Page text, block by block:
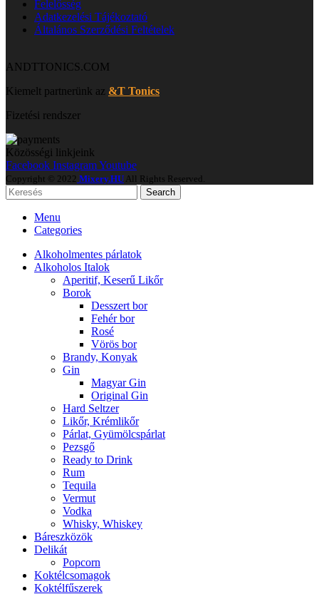
Felelősség
Adatkezelési Tájékoztató
Általános Szerződési Feltételek
ANDTTONICS.COM
Kiemelt partnerünk az &T Tonics
Fizetési rendszer
Közösségi linkjeink
Facebook InstagramYoutube
Copyright © 2022 Mixery.HU All Rights Reserved.
Search
Menu
Categories
Alkoholmentes párlatok
Alkoholos Italok
Aperitif, Keserű Likőr
Borok
Desszert bor
Fehér bor
Rosé
Vörös bor
Brandy, Konyak
Gin
Magyar Gin
Original Gin
Hard Seltzer
Likőr, Krémlikőr
Párlat, Gyümölcspárlat
Pezsgő
Ready to Drink
Rum
Tequila
Vermut
Vodka
Whisky, Whiskey
Báreszközök
Delikát
Popcorn
Koktélcsomagok
Koktélfűszerek